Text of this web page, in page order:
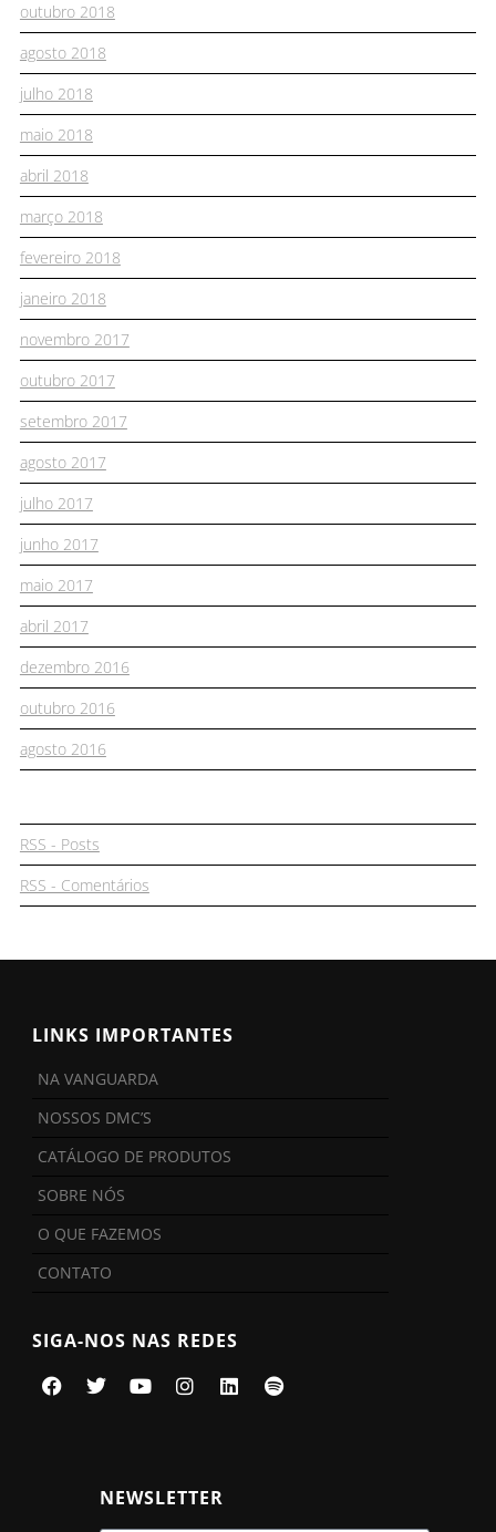
outubro 2018
agosto 2018
julho 2018
maio 2018
abril 2018
março 2018
fevereiro 2018
janeiro 2018
novembro 2017
outubro 2017
setembro 2017
agosto 2017
julho 2017
junho 2017
maio 2017
abril 2017
dezembro 2016
outubro 2016
agosto 2016
RSS - Posts
RSS - Comentários
LINKS IMPORTANTES
NA VANGUARDA
NOSSOS DMC’S
CATÁLOGO DE PRODUTOS
SOBRE NÓS
O QUE FAZEMOS
CONTATO
SIGA-NOS NAS REDES
NEWSLETTER